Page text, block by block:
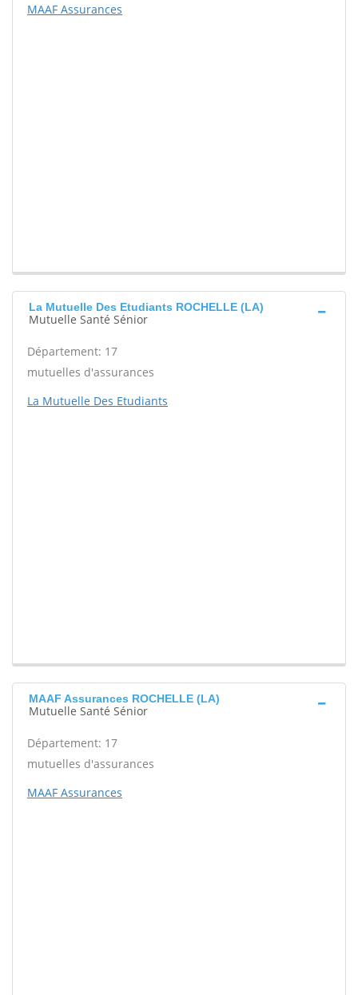
MAAF Assurances
La Mutuelle Des Etudiants ROCHELLE (LA)
Mutuelle Santé Sénior
Département: 17
mutuelles d'assurances
La Mutuelle Des Etudiants
MAAF Assurances ROCHELLE (LA)
Mutuelle Santé Sénior
Département: 17
mutuelles d'assurances
MAAF Assurances